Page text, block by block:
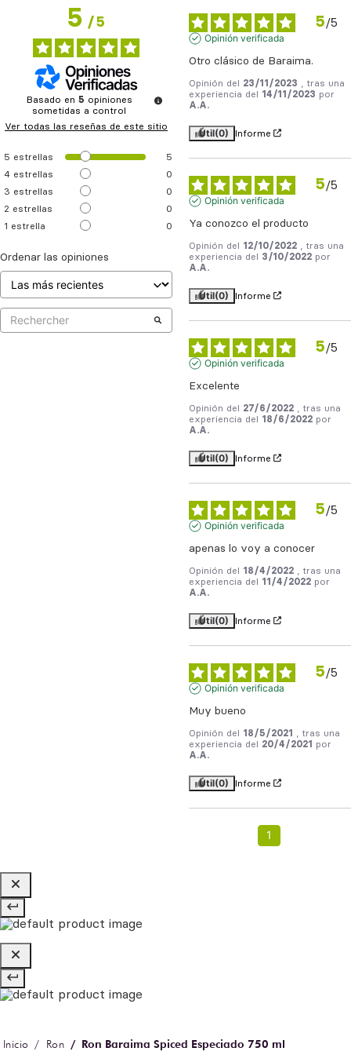
5/5
Basado en 5 opiniones
sometidas a control
Ver todas las reseñas de este sitio
5 estrellas
5
4 estrellas
0
3 estrellas
0
2 estrellas
0
1 estrella 0
Ordenar las opiniones
5/5
Opinión verificada
Otro clásico de Baraima.
Opinión del 23/11/2023
, tras una
experiencia del 14/11/2023 por
A.A.
Útil(0) Informe
5/5
Opinión verificada
Ya conozco el producto
Opinión del 12/10/2022
, tras una
experiencia del 3/10/2022 por
A.A.
Útil(0) Informe
5/5
Opinión verificada
Excelente
Opinión del 27/6/2022
, tras una
experiencia del 18/6/2022 por
A.A.
Útil(0) Informe
5/5
Opinión verificada
apenas lo voy a conocer
Opinión del 18/4/2022
, tras una
experiencia del 11/4/2022 por
A.A.
Útil(0) Informe
5/5
Opinión verificada
Muy bueno
Opinión del 18/5/2021
, tras una
experiencia del 20/4/2021
por
A.A.
Útil(0) Informe
1
Ron Ron Baraima Spiced Especiado 750 ml